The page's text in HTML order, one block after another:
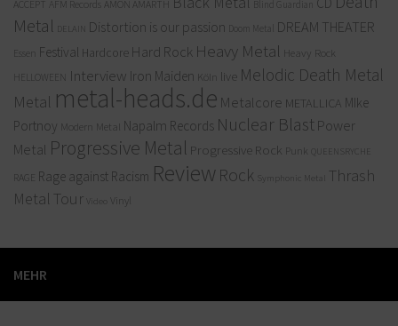
ACCEPT AFM Records AMON AMARTH Blind Guardian
Metal
DELAIN Distortion is our passion Doom Metal DREAM THEATER
Essen Festival Hardcore Hard Rock Heavy Metal Heavy Rock
HELLOWEEN Interview Iron Maiden Köln live Melodic Death Metal
Metal metal-heads.de Metalcore METALLICA MIke
Portnoy Modern Metal Napalm Records Nuclear Blast Power
Metal Progressive Metal Progressive Rock Punk QUEENSRYCHE
RAGE Rage against Racism Review Rock Symphonic Metal
Thrash
Metal Tour Video Vinyl
MEHR